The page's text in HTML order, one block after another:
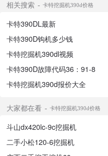
相关搜索 卡特挖掘机390d价格
卡特390DL最新
卡特390D钩机多少钱
卡特挖掘机390dl视频
卡特390D故障代码36：91-8
卡特挖掘机390d报价大全
大家都在看 卡特挖掘机390d价格
斗山dx420lc-9c挖掘机
二手小松120-6挖掘机